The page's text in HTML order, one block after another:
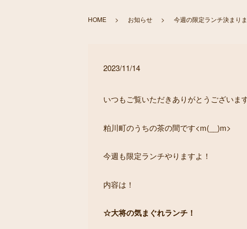
HOME お知らせ 今週の限定ランチ決まり
2023/11/14
いつもご覧いただきありがとうございま
粕川町のうちの茶の間です<m(__)m>
今週も限定ランチやりますよ！
内容は！
☆大将の気まぐれランチ！